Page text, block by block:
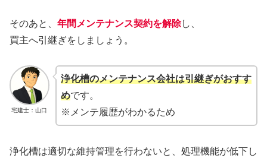
そのあと、 年間メンテナンス契約を解除し、
買主へ引継ぎをしましょう。
宅建士：山口
浄化槽のメンテナンス会社は引継ぎがおすす
めです。
※メンテ履歴がわかるため
浄化槽は適切な維持管理を行わないと、処理機能が低下し